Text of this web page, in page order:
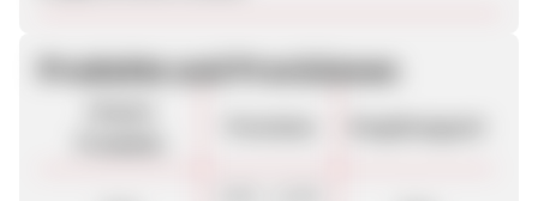
Produkte und Provisionen